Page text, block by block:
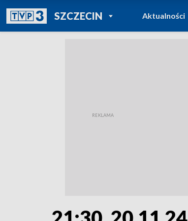
SZCZECINPOWRÓT DO
TVP REGIONY
Aktualności